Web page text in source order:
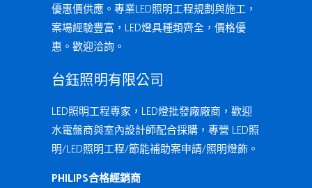
優惠價供應。專業LED照明工程規劃與施工，
案場經驗豐富，LED燈具種類齊全，價格優
惠。歡迎洽詢。
台鈺照明有限公司
LED照明工程專家，LED燈批發廠廠商，歡迎
水電盤商與室內設計師配合採購，專營 LED照
明/LED照明工程/節能補助案申請/照明燈飾。
PHILIPS合格經銷商